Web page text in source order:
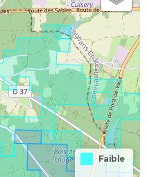
Faible